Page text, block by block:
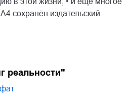
сохранён издательский
реальности"